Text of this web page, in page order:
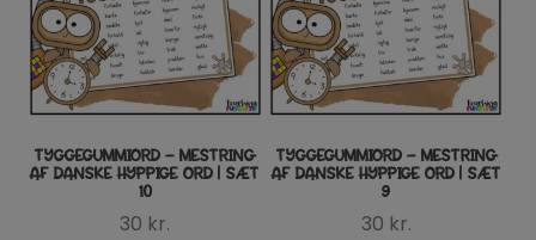
MENU
BUTIK
LICENSER
EXPAND
CHILD
MENU
FONTE
TYGGEGUMMIORD – MESTRING
AF DANSKE HYPPIGE ORD | SÆT
10
30 kr.
TYGGEGUMMIORD – MESTRING
AF DANSKE HYPPIGE ORD | SÆT
9
30 kr.